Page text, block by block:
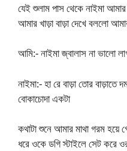
যেই শুলাম পাস থেকে নাইমা
আমার খাড়া বাড়া দেখে বললো
আমি:- নাইমা জ্বালাস না ভালো
নাইমা:- হা রে বাড়া তোর
বোকাচোদা একটা
কথাটা শুনে আমার মাথা গরম হয়ে
ধরে ওকে ডগি স্টাইলে সেট করে